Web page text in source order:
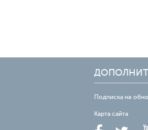
Подписка на
Карта сайта